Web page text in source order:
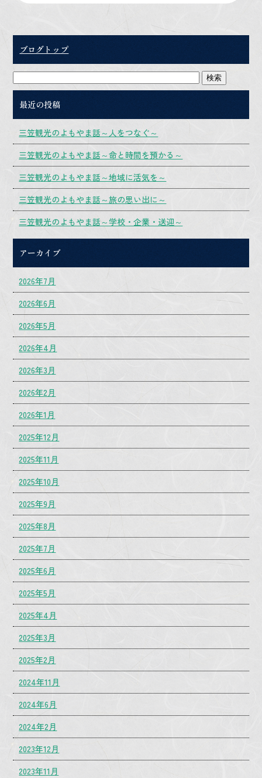
ブログトップ
最近の投稿
三笠観光のよもやま話～人をつなぐ～
三笠観光のよもやま話～命と時間を預かる～
三笠観光のよもやま話～地域に活気を～
三笠観光のよもやま話～旅の思い出に～
三笠観光のよもやま話～学校・企業・送迎～
アーカイブ
2026年7月
2026年6月
2026年5月
2026年4月
2026年3月
2026年2月
2026年1月
2025年12月
2025年11月
2025年10月
2025年9月
2025年8月
2025年7月
2025年6月
2025年5月
2025年4月
2025年3月
2025年2月
2024年11月
2024年6月
2024年2月
2023年12月
2023年11月